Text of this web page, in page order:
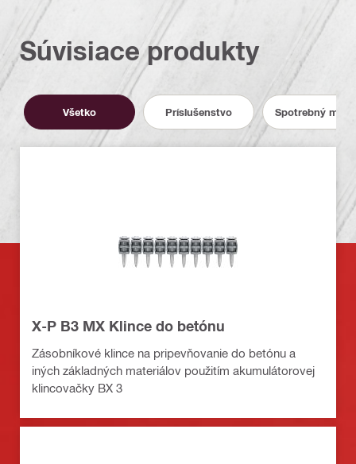
Súvisiace produkty
Všetko Príslušenstvo Spotrebný
X-P B3 MX Klince do betónu
Zásobníkové klince na pripevňovanie do betónu a
iných základných materiálov použitím akumulátorovej
klincovačky BX 3